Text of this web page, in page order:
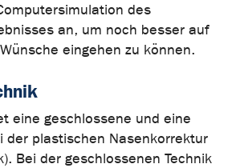
des
an, um noch besser auf
eingehen zu können.
eine geschlossene und eine
der plastischen Nasenkorrektur
Bei der geschlossenen Technik